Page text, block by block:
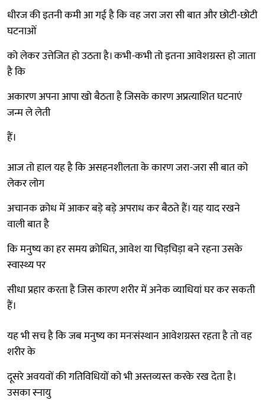
धीरज की इतनी कमी आ गई है कि वह जरा जरा सी बात और छोटी-छोटी
घटनाओं
को लेकर उत्तेजित हो उठता है। कभी-कभी तो इतना आवेशग्रस्त हो जाता
है कि
अकारण अपना आपा खो बैठता है जिसके कारण अप्रत्याशित घटनाएं
जन्म ले लेती
हैं।
आज तो हाल यह है कि असहनशीलता के कारण जरा-जरा सी बात को
लेकर लोग
अचानक क्रोध में आकर बड़े बड़े अपराध कर बैठते हैं। यह याद रखने
वाली बात है
कि मनुष्य का हर समय क्रोधित, आवेश या चिड़चिड़ा बने रहना उसके
स्वास्थ्य पर
सीधा प्रहार करता है जिस कारण शरीर में अनेक व्याधियां घर कर सकती
हैं।
यह भी सच है कि जब मनुष्य का मनःसंस्थान आवेशग्रस्त रहता है तो वह
शरीर के
दूसरे अवयवों की गतिविधियों को भी अस्तव्यस्त करके रख देता है।
उसका स्नायु